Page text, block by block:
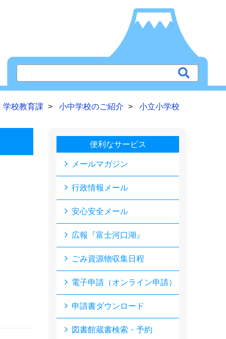
学校教育課 小中学校のご紹介 小立小学校
便利なサービス
メールマガジン
行政情報メール
安心安全メール
広報『富士河口湖』
ごみ資源物収集日程
電子申請（オンライン申請）
申請書ダウンロード
図書館蔵書検索・予約